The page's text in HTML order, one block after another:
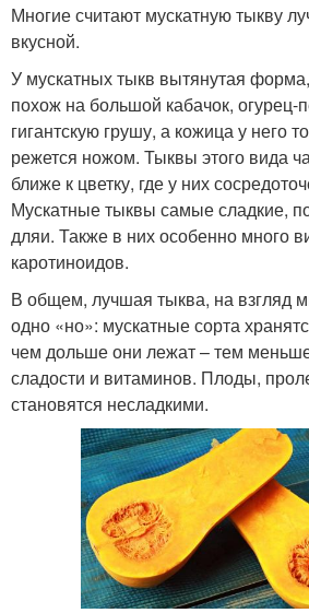
Многие считают мускатную тыкву
вкусной.
У мускатных тыкв вытянутая
похож на большой кабачок, огурец-
гигантскую грушу, а кожица у него
режется ножом. Тыквы этого вида
ближе к цветку, где у них
Мускатные тыквы самые сладкие,
дляи. Также в них особенно много
каротиноидов.
В общем, лучшая тыква, на взгляд
одно «но»: мускатные сорта
чем дольше они лежат – тем
сладости и витаминов. Плоды,
становятся несладкими.